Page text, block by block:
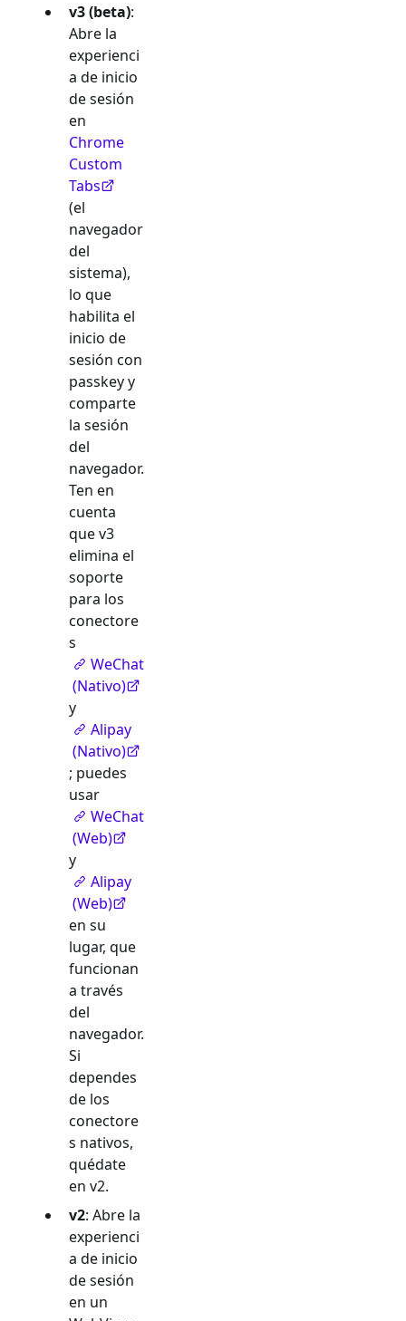
v3 (beta):
Abre la
experienci
a de inicio
de sesión
en
Chrome
Custom
Tabs
(el
navegador
del
sistema),
lo que
habilita el
inicio de
sesión con
passkey y
comparte
la sesión
del
navegador.
Ten en
cuenta
que v3
elimina el
soporte
para los
conectore
s
WeChat
(Nativo)
y
Alipay
(Nativo)
; puedes
usar
WeChat
(Web)
y
Alipay
(Web)
en su
lugar, que
funcionan
a través
del
navegador.
Si
dependes
de los
conectore
s nativos,
quédate
en v2.
v2: Abre la
experienci
a de inicio
de sesión
en un